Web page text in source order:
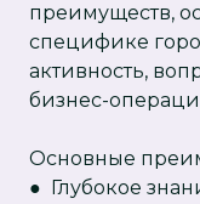
преимуществ,
специфике
активность,
бизнес-
Основные
● Глубокое